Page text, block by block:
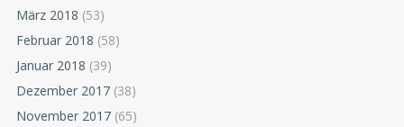
März 2018 (53)
Februar 2018 (58)
Januar 2018 (39)
Dezember 2017 (38)
November 2017 (65)